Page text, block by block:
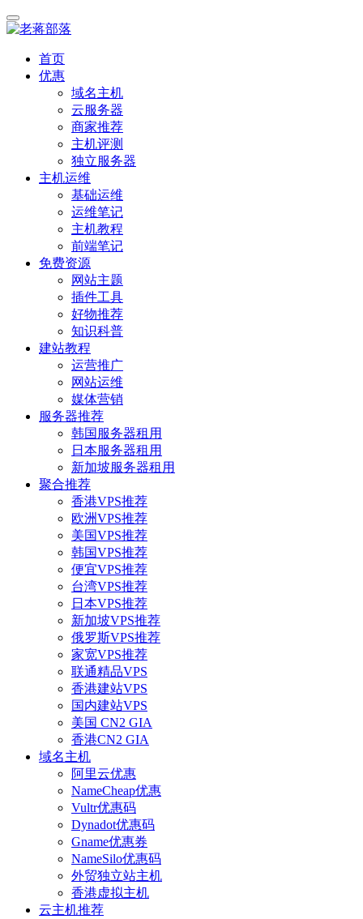
首页
优惠
域名主机
云服务器
商家推荐
主机评测
独立服务器
主机运维
基础运维
运维笔记
主机教程
前端笔记
免费资源
网站主题
插件工具
好物推荐
知识科普
建站教程
运营推广
网站运维
媒体营销
服务器推荐
韩国服务器租用
日本服务器租用
新加坡服务器租用
聚合推荐
香港VPS推荐
欧洲VPS推荐
美国VPS推荐
韩国VPS推荐
便宜VPS推荐
台湾VPS推荐
日本VPS推荐
新加坡VPS推荐
俄罗斯VPS推荐
家宽VPS推荐
联通精品VPS
香港建站VPS
国内建站VPS
美国 CN2 GIA
香港CN2 GIA
域名主机
阿里云优惠
NameCheap优惠
Vultr优惠码
Dynadot优惠码
Gname优惠券
NameSilo优惠码
外贸独立站主机
香港虚拟主机
云主机推荐